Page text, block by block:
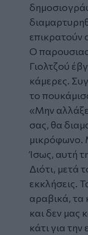
επικρατούν
Ο
Γιολτζού
κάμερες.
το
«Μην
σας, θα
μικρόφωνο.
Ίσως, αυτή
Διότι, μετά
εκκλήσεις.
αραβικά, τα
και δεν μας
κάτι για